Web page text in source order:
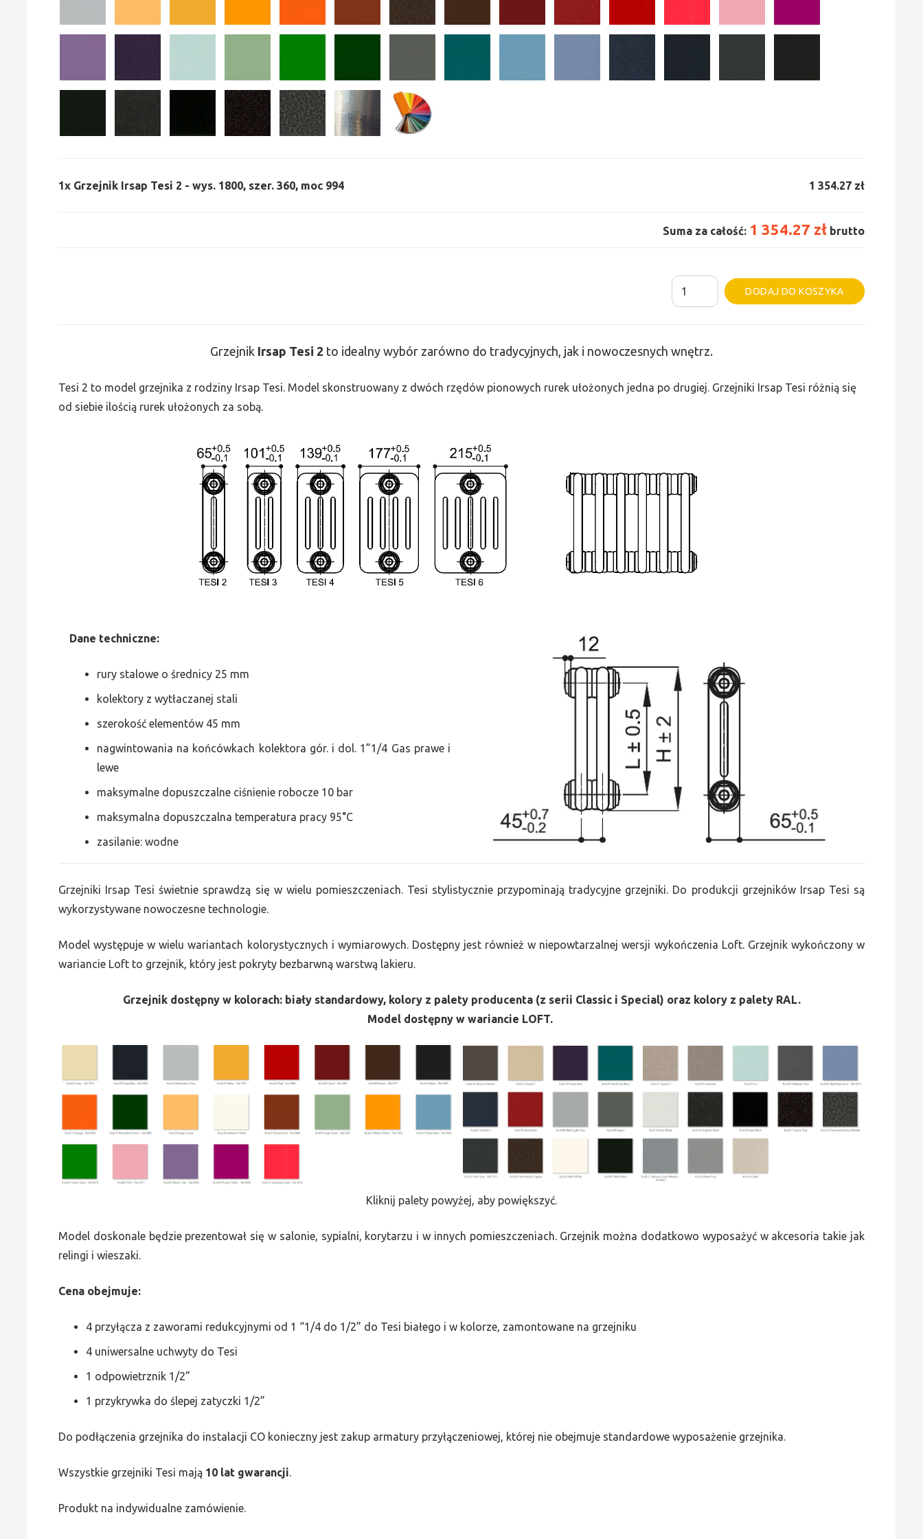
1x Grzejnik Irsap Tesi 2 - wys. 1800, szer. 360, moc 994 1 354.27 zł
Suma za całość: 1 354.27 zł brutto
ilość
Grzejnik
moc
994
DODAJ DO KOSZYKA
Alternative:
Grzejnik Irsap Tesi 2 to idealny wybór zarówno do tradycyjnych, jak i nowoczesnych wnętrz.
Tesi 2 to model grzejnika z rodziny Irsap Tesi. Model skonstruowany z dwóch rzędów pionowych rurek ułożonych jedna po drugiej. Grzejniki Irsap Tesi różnią się
od siebie ilością rurek ułożonych za sobą.
Dane techniczne:
rury stalowe o średnicy 25 mm
kolektory z wytłaczanej stali
szerokość elementów 45 mm
nagwintowania na końcówkach kolektora gór. i dol. 1”1/4 Gas prawe i
lewe
maksymalne dopuszczalne ciśnienie robocze 10 bar
maksymalna dopuszczalna temperatura pracy 95°C
zasilanie: wodne
Grzejniki Irsap Tesi świetnie sprawdzą się w wielu pomieszczeniach. Tesi stylistycznie przypominają tradycyjne grzejniki. Do produkcji grzejników Irsap Tesi są
wykorzystywane nowoczesne technologie.
Model występuje w wielu wariantach kolorystycznych i wymiarowych. Dostępny jest również w niepowtarzalnej wersji wykończenia Loft. Grzejnik wykończony w
wariancie Loft to grzejnik, który jest pokryty bezbarwną warstwą lakieru.
Grzejnik dostępny w kolorach: biały standardowy, kolory z palety producenta (z serii Classic i Special) oraz kolory z palety RAL.
Model dostępny w wariancie LOFT.
Kliknij palety powyżej, aby powiększyć.
Model doskonale będzie prezentował się w salonie, sypialni, korytarzu i w innych pomieszczeniach. Grzejnik można dodatkowo wyposażyć w akcesoria takie jak
relingi i wieszaki.
Cena obejmuje:
4 przyłącza z zaworami redukcyjnymi od 1 “1/4 do 1/2” do Tesi białego i w kolorze, zamontowane na grzejniku
4 uniwersalne uchwyty do Tesi
1 odpowietrznik 1/2”
1 przykrywka do ślepej zatyczki 1/2”
Do podłączenia grzejnika do instalacji CO konieczny jest zakup armatury przyłączeniowej, której nie obejmuje standardowe wyposażenie grzejnika.
Wszystkie grzejniki Tesi mają 10 lat gwarancji.
Produkt na indywidualne zamówienie.